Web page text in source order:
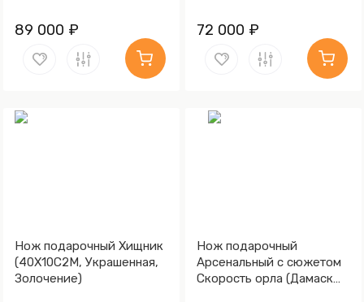
89 000 ₽ 72 000 ₽
Нож подарочный Хищник
(40Х10С2М, Украшенная,
Золочение)
Нож подарочный
Арсенальный с сюжетом
Скорость орла (Дамаск